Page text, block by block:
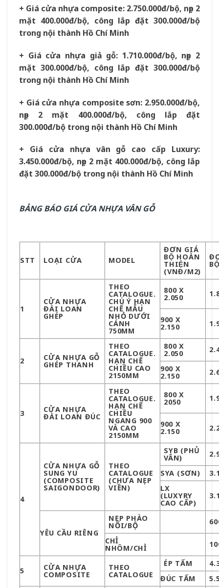
+ Giá cửa nhựa composite: 2.750.000đ/bộ, nẹp 2
mặt 400.000đ/bộ, công lắp đặt 300.000đ/bộ
trong nội thành Hồ Chí Minh
+ Giá cửa nhựa giả gỗ: 1.710.000đ/bộ, nẹp 2
mặt 300.000đ/bộ, công lắp đặt 300.000đ/bộ
trong nội thành Hồ Chí Minh
+ Giá cửa nhựa composite sơn: 2.950.000đ/bộ,
nẹp 2 mặt 400.000đ/bộ, công lắp đặt
300.000đ/bộ trong nội thành Hồ Chí Minh
+ Giá cửa nhựa vân gỗ cao cấp Luxury:
3.450.000đ/bộ, nẹp 2 mặt 400.000đ/bộ, công lắp
đặt 300.000đ/bộ trong nội thành Hồ Chí Minh
BẢNG BÁO GIÁ CỬA NHỰA VÂN GỖ
STT LOẠI CỬA MODEL
ĐƠN GIÁ
BỘ HOÀN
THIỆN
(VNĐ/M2)
1
CỬA NHỰA
ĐÀI LOAN
GHÉP
THEO
CATALOGUE.
CHÚ Ý HẠN
CHẾ MẪU
NHỎ DƯỚI
CÁNH
750MM
800 X
2.050
900 X
2.150
2 CỬA NHỰA GỖ
GHÉP THANH
THEO
CATALOGUE.
HẠN CHẾ
CHIỀU CAO
2150MM
800 X
2.050
900 X
2.150
3 CỬA NHỰA
ĐÀI LOAN ĐÚC
THEO
CATALOGUE.
HẠN CHẾ
CHIỀU
NGANG 900
VÀ CAO
2150MM
800 X
2050
900 X
2.150
4
CỬA NHỰA GỖ
SUNG YU
(COMPOSITE
SAIGONDOOR)
THEO
CATALOGUE
(CHƯA NẸP
VIỀN)
SYB (PHỦ
VÂN)
SYA (SƠN)
LX
(LUXYRY
CAO CẤP)
YÊU CẦU RIÊNG
NẸP PHÀO
NỔI/BỘ
CHỈ
NHÔM/CHỈ
5 CỬA NHỰA
COMPOSITE
THEO
CATALOGUE
ÉP TẤM
ĐÚC TẤM